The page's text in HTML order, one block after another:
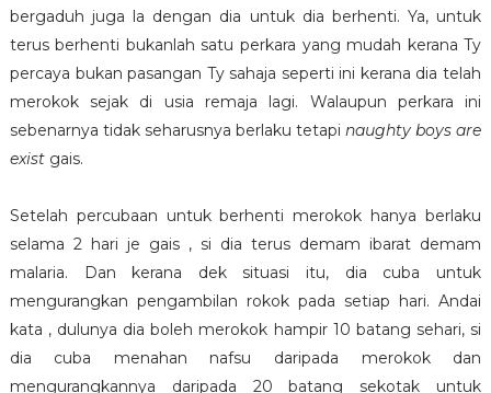
bergaduh juga la dengan dia untuk dia berhenti. Ya, untuk
terus berhenti bukanlah satu perkara yang mudah kerana Ty
percaya bukan pasangan Ty sahaja seperti ini kerana dia telah
merokok sejak di usia remaja lagi. Walaupun perkara ini
sebenarnya tidak seharusnya berlaku tetapinaughty boys are
exist gais.
Setelah percubaan untuk berhenti merokok hanya berlaku
selama 2 hari je gais , si dia terus demam ibarat demam
malaria. Dan kerana dek situasi itu, dia cuba untuk
mengurangkan pengambilan rokok pada setiap hari. Andai
kata , dulunya dia boleh merokok hampir 10 batang sehari, si
dia cuba menahan nafsu daripada merokok dan
mengurangkannya daripada 20 batang sekotak untuk